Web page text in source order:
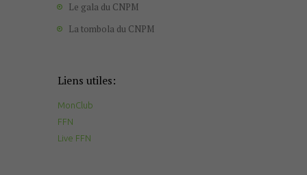
Le gala du CNPM
La tombola du CNPM
Liens utiles:
MonClub
FFN
Live FFN